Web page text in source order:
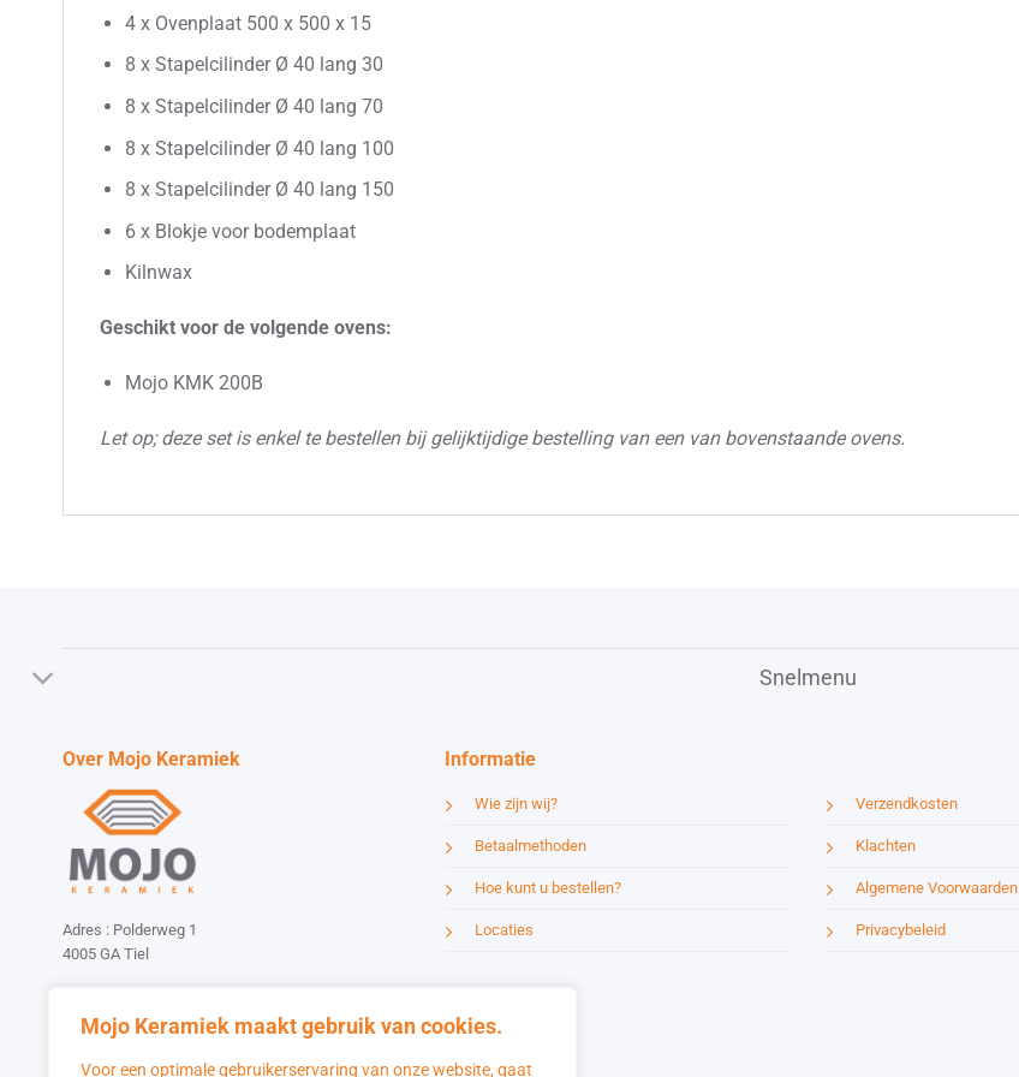
Mojo Keramiek maakt gebruik van cookies.
Voor een optimale gebruikerservaring van onze website, gaat
4 x Ovenplaat 500 x 500 x 15
8 x Stapelcilinder Ø 40 lang 30
8 x Stapelcilinder Ø 40 lang 70
8 x Stapelcilinder Ø 40 lang 100
8 x Stapelcilinder Ø 40 lang 150
6 x Blokje voor bodemplaat
Kilnwax
Geschikt voor de volgende ovens:
Mojo KMK 200B
Let op; deze set is enkel te bestellen bij gelijktijdige bestelling van een van bovenstaande ovens.
Snelmenu
Over Mojo Keramiek
Adres : Polderweg 1
4005 GA Tiel
Tel :085-0406010
Website by: Esmy Media Design
Informatie
Wie zijn wij?
Betaalmethoden
Hoe kunt u bestellen?
Locaties
Verzendkosten
Klachten
Algemene Voorwaarden
Privacybeleid